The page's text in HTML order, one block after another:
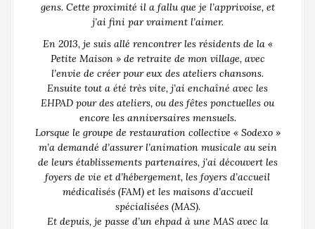
gens. Cette proximité il a fallu que je l’apprivoise, et
j’ai fini par vraiment l’aimer.
En 2013, je suis allé rencontrer les résidents de la «
Petite Maison » de retraite de mon village, avec
l’envie de créer pour eux des ateliers chansons.
Ensuite tout a été très vite, j’ai enchaîné avec les
EHPAD pour des ateliers, ou des fêtes ponctuelles ou
encore les anniversaires mensuels.
Lorsque le groupe de restauration collective « Sodexo »
m’a demandé d’assurer l’animation musicale au sein
de leurs établissements partenaires, j’ai découvert les
foyers de vie et d’hébergement, les foyers d’accueil
médicalisés (FAM) et les maisons d’accueil
spécialisées (MAS).
Et depuis, je passe d’un ehpad à une MAS avec la